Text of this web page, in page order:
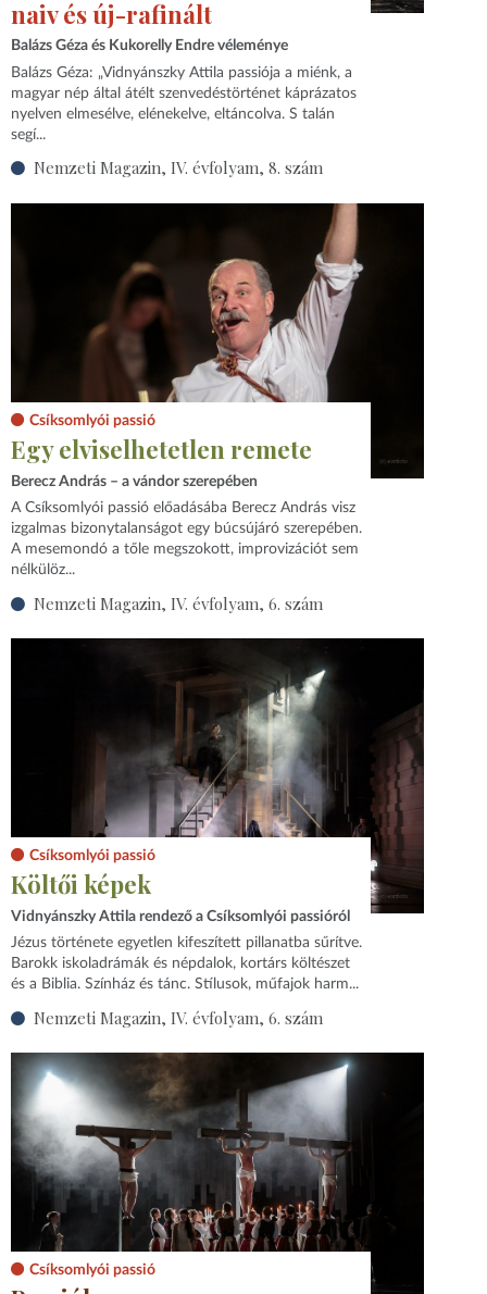
naiv és új-rafinált
Balázs Géza és Kukorelly Endre véleménye
Balázs Géza: „Vidnyánszky Attila passiója a miénk, a
magyar nép által átélt szenvedéstörténet káprázatos
nyelven elmesélve, elénekelve, eltáncolva. S talán
segí...
Nemzeti Magazin, IV. évfolyam, 8. szám
Csíksomlyói passió
Egy elviselhetetlen remete
Berecz András – a vándor szerepében
A Csíksomlyói passió előadásába Berecz András visz
izgalmas bizonytalanságot egy búcsújáró szerepében.
A mesemondó a tőle megszokott, improvizációt sem
nélkülöz...
Nemzeti Magazin, IV. évfolyam, 6. szám
Csíksomlyói passió
Költői képek
Vidnyánszky Attila rendező a Csíksomlyói passióról
Jézus története egyetlen kifeszített pillanatba sűrítve.
Barokk iskoladrámák és népdalok, kortárs költészet
és a Biblia. Színház és tánc. Stílusok, műfajok harm...
Nemzeti Magazin, IV. évfolyam, 6. szám
Csíksomlyói passió